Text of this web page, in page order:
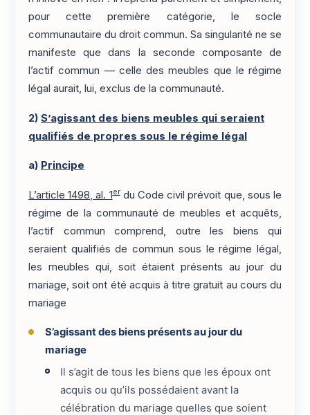
pour cette première catégorie, le socle
communautaire du droit commun. Sa singularité ne se
manifeste que dans la seconde composante de
l’actif commun — celle des meubles que le régime
légal aurait, lui, exclus de la communauté.
2) S’agissant des biens meubles qui seraient
qualifiés de propres sous le régime légal
a) Principe
L’article 1498, al. 1erdu Code civil prévoit que, sous le
régime de la communauté de meubles et acquêts,
l’actif commun comprend, outre les biens qui
seraient qualifiés de commun sous le régime légal,
les meubles qui, soit étaient présents au jour du
mariage, soit ont été acquis à titre gratuit au cours du
mariage
S’agissant des biens présents au jour du
mariage
Il s’agit de tous les biens que les époux ont
acquis ou qu’ils possédaient avant la
célébration du mariage quelles que soient